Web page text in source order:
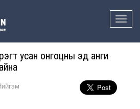
Toggle
усан онгоцны эд анги